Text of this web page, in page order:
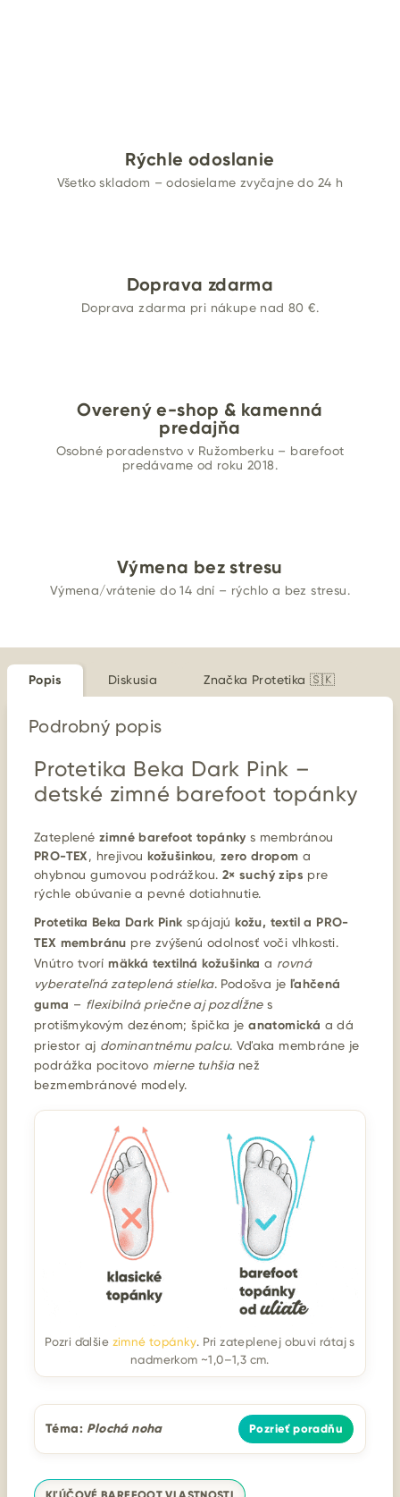
Rýchle odoslanie
Všetko skladom – odosielame zvyčajne do 24 h
Doprava zdarma
Doprava zdarma pri nákupe nad 80 €.
Overený e-shop & kamenná
predajňa
Osobné poradenstvo v Ružomberku – barefoot
predávame od roku 2018.
Výmena bez stresu
Výmena/vrátenie do 14 dní – rýchlo a bez stresu.
Popis Diskusia Značka Protetika 🇸🇰
Podrobný popis
Protetika Beka Dark Pink –
detské zimné barefoot topánky
Zateplené zimné barefoot topánky s membránou
PRO-TEX, hrejivoukožušinkou,zero dropom a
ohybnou gumovou podrážkou. 2× suchý zips pre
rýchle obúvanie a pevné dotiahnutie.
Protetika Beka Dark Pink spájajúkožu, textil a PRO-
TEX membránu pre zvýšenú odolnosť voči vlhkosti.
Vnútro tvorímäkká textilná kožušinka a rovná
vyberateľná zateplená stielka. Podošva je ľahčená
guma – flexibilná priečne aj pozdĺžnes
protišmykovým dezénom; špička jeanatomická a dá
priestor aj dominantnému palcu. Vďaka membráne je
podrážka pocitovo mierne tuhšianež
bezmembránové modely.
Pozri ďalšie zimné topánky. Pri zateplenej obuvi rátaj s
nadmerkom ~1,0–1,3 cm.
Téma: Plochá noha Pozrieť poradňu